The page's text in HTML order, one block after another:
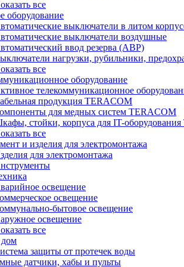
все
оборудование
выключатели в литом
выключатели воздушные
ввод резерва (АВР)
нагрузки, рубильники,
все
оборудование
телекоммуникационное
продукция TERACOM
для медных систем TERACOM
стойки, корпуса для IT-
все
и изделия для электромонтажа
для электромонтажа
освещение
освещение
бытовое освещение
освещение
все
защиты от протечек воды
датчики, хабы и пульты